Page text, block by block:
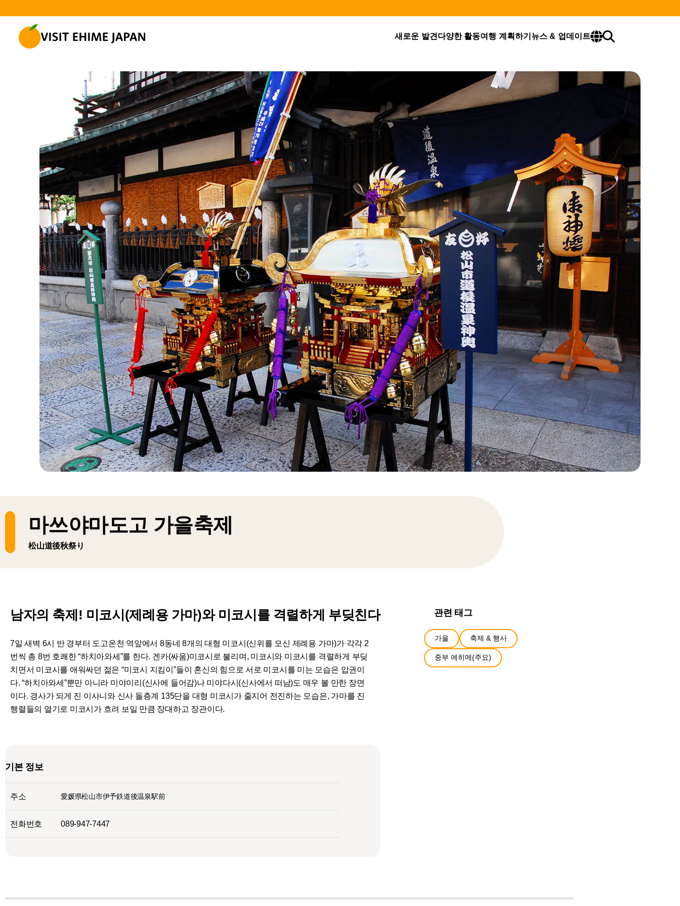
새로운 발견 다양한 활동여행 계획하기 뉴스 & 업데이트
마쓰야마도고 가을축제
松山道後秋祭り
남자의 축제! 미코시(제례용 가마)와 미코시를 격렬하게 부딪친다
7일 새벽 6시 반 경부터 도고온천 역앞에서 8동네 8개의 대형 미코시(신위를 모신 제례용 가마)가 각각 2
번씩 총 8번 호쾌한 “하치아와세”를 한다. 겐카(싸움)미코시로 불리며, 미코시와 미코시를 격렬하게 부딪
치면서 미코시를 애워싸던 젊은 “미코시 지킴이”들이 혼신의 힘으로 서로 미코시를 미는 모습은 압권이
다. “하치아와세”뿐만 아니라 미야이리(신사에 들어감)나 미야다시(신사에서 떠남)도 매우 볼 만한 장면
이다. 경사가 되게 진 이사니와 신사 돌층계 135단을 대형 미코시가 줄지어 전진하는 모습은, 가마를 진
행렬들의 열기로 미코시가 흐려 보일 만큼 장대하고 장관이다.
기본 정보
주소 愛媛県松山市伊予鉄道後温泉駅前
전화번호 089-947-7447
관련 태그
가을 축제 & 행사
중부 에히메(주요)